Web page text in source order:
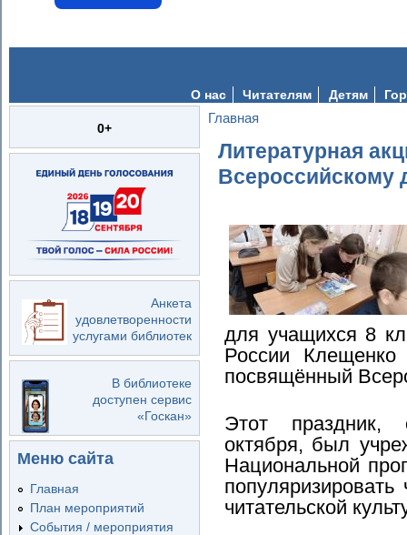
О нас Читателям Детям
0+
Анкета
удовлетворенности
услугами библиотек
В библиотеке
доступен сервис
«Госкан»
Меню сайта
Главная
План мероприятий
События / мероприятия
Вы здесь
Главная
Литературная
Всероссийскому
для учащихся 8
России
посвящённый
Этот праздник,
октября, был
Национальной
читательской